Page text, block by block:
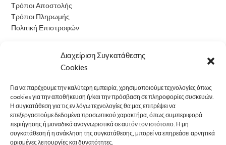
Διαχείριση Συγκατάθεσης
Cookies
Για να παρέχουμε την καλύτερη εμπειρία, χρησιμοποιούμε τεχνολογίες όπως
cookies για την αποθήκευση ή/και την πρόσβαση σε πληροφορίες συσκευών.
Η συγκατάθεση για τις εν λόγω τεχνολογίες θα μας επιτρέψει να
επεξεργαστούμε δεδομένα προσωπικού χαρακτήρα, όπως συμπεριφορά
περιήγησης ή μοναδικά αναγνωριστικά σε αυτόν τον ιστότοπο. Η μη
συγκατάθεση ή η ανάκληση της συγκατάθεσης, μπορεί να επηρεάσει αρνητικά
ορισμένες λειτουργίες και δυνατότητες.
Τρόποι Αποστολής
Τρόποι Πληρωμής
Πολιτική Επιστροφών
Ωράριο Λειτουργίας
Δευτέρα: 09:00 - 15:00
Τρίτη: 09:00 - 15:00
Τετάρτη: 09:00 - 15:00
Πέμπτη: 09:00 - 15:00
Παρασκευή: 09:00 - 15:00
Σάββατο: Κλειστά
Κυριακή: Κλειστά